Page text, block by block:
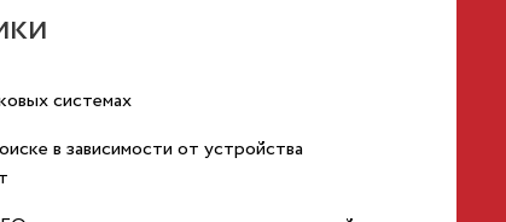
системах
в зависимости от устройства